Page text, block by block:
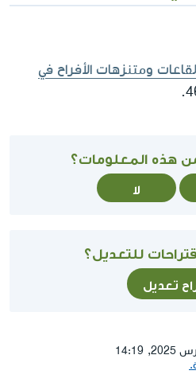
ومتنزهات الأفراح في
هذه المعلومات؟
لا
للتعديل؟
تعديل